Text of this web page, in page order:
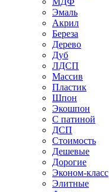
Эмаль
Акрил
Береза
Дерево
Дуб
ЛДСП
Массив
Пластик
Шпон
Экошпон
С патиной
ДСП
Стоимость
Дешевые
Дорогие
Эконом-класс
Элитные